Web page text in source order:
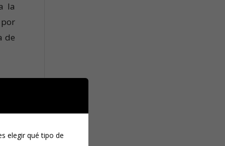
la
de
elegir qué tipo de